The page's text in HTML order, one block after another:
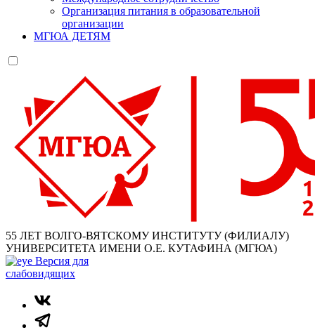
Организация питания в образовательной
организации
МГЮА ДЕТЯМ
55 ЛЕТ ВОЛГО-ВЯТСКОМУ ИНСТИТУТУ (ФИЛИАЛУ)
УНИВЕРСИТЕТА ИМЕНИ О.Е. КУТАФИНА (МГЮА)
Версия для
слабовидящих